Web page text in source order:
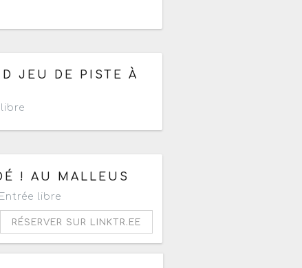
JEU DE PISTE À
! AU MALLEUS
Entrée libre
RÉSERVER SUR LINKTR.EE